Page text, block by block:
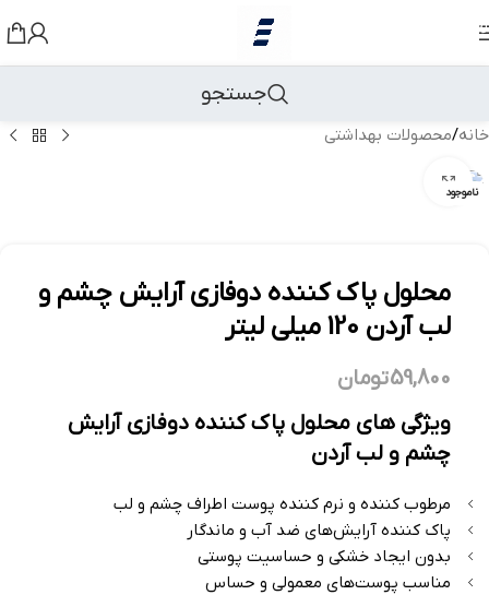
رد کردن به ناوبری
جستجو
خانه/محصولات بهداشتی
ناموجود
محلول پاک کننده دوفازی آرایش چشم و
لب آردن 120 میلی لیتر
59,800تومان
ویژگی های محلول پاک کننده دوفازی آرایش
چشم و لب آردن
مرطوب کننده و نرم کننده پوست اطراف چشم و لب
پاک کننده آرایش‌های ضد آب و ماندگار
بدون ایجاد خشکی و حساسیت پوستی
مناسب پوست‌های معمولی و حساس